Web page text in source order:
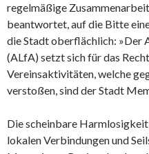
regelmäßige
beantwortet, auf die Bitte
die Stadt oberflächlich: »Der
(ALfA) setzt sich für das
Vereinsaktivitäten, welche
verstoßen, sind der Stadt
Die scheinbare
lokalen Verbindungen und